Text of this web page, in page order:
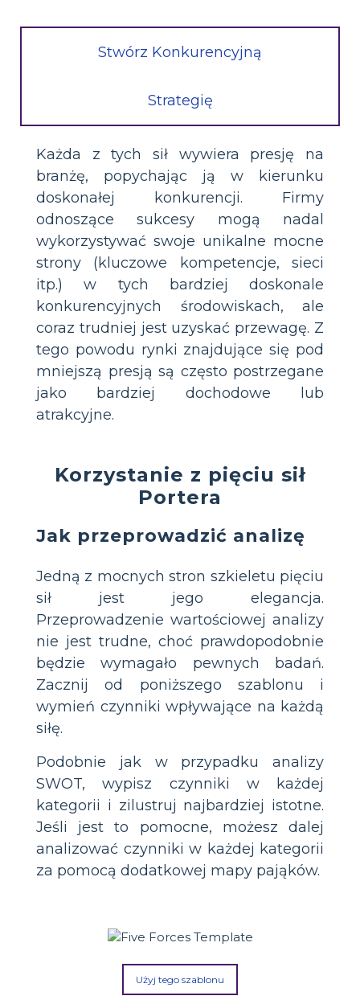
Stwórz Konkurencyjną
Strategię
Każda z tych sił wywiera presję na
branżę, popychając ją w kierunku
doskonałej konkurencji. Firmy
odnoszące sukcesy mogą nadal
wykorzystywać swoje unikalne mocne
strony (kluczowe kompetencje, sieci
itp.) w tych bardziej doskonale
konkurencyjnych środowiskach, ale
coraz trudniej jest uzyskać przewagę. Z
tego powodu rynki znajdujące się pod
mniejszą presją są często postrzegane
jako bardziej dochodowe lub
atrakcyjne.
Korzystanie z pięciu sił
Portera
Jak przeprowadzić analizę
Jedną z mocnych stron szkieletu pięciu
sił jest jego elegancja.
Przeprowadzenie wartościowej analizy
nie jest trudne, choć prawdopodobnie
będzie wymagało pewnych badań.
Zacznij od poniższego szablonu i
wymień czynniki wpływające na każdą
siłę.
Podobnie jak w przypadku analizy
SWOT, wypisz czynniki w każdej
kategorii i zilustruj najbardziej istotne.
Jeśli jest to pomocne, możesz dalej
analizować czynniki w każdej kategorii
za pomocą dodatkowej mapy pająków.
Użyj tego szablonu